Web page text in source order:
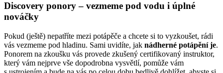
Discovery ponory – vezmeme pod vodu i úplné
nováčky
Pokud (ještě) nepatříte mezi potápěče a chcete si to vyzkoušet, rádi
vás vezmeme pod hladinu. Sami uvidíte, jak nádherné potápění je.
Ponorem na zkoušku vás provede zkušený certifikovaný instruktor,
který vám nejprve vše dopodrobna vysvětlí, pomůže vám